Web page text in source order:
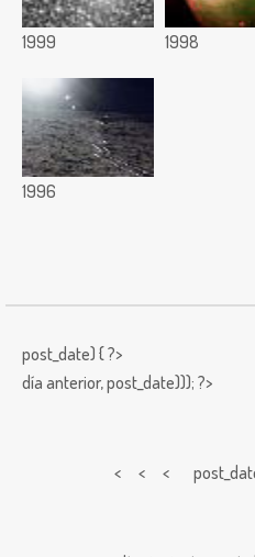
1999 1998
1996
post_date) { ?>
día anterior,post_date))); ?>
< < <